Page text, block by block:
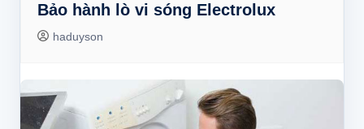
Bảo hành lò vi sóng Electrolux
haduyson